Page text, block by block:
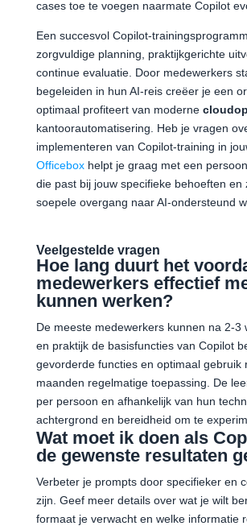
cases toe te voegen naarmate Copilot
Een succesvol Copilot-
zorgvuldige planning, praktijkgerichte
continue evaluatie. Door medewerkers
begeleiden in hun AI-reis creëer je een
optimaal profiteert van moderne
kantoorautomatisering. Heb je vragen
implementeren van Copilot-training in
Officeboxhelpt je graag met een
die past bij jouw specifieke behoeften en
soepele overgang naar AI-ondersteund
Veelgestelde vragen
Hoe lang duurt het
medewerkers effectief
kunnen werken?
De meeste medewerkers kunnen na 2-3
en praktijk de basisfuncties van Copilot
gevorderde functies en optimaal gebruik
maanden regelmatige toepassing. De
per persoon en afhankelijk van hun
achtergrond en bereidheid om te
Wat moet ik doen als
de gewenste resultaten
Verbeter je prompts door specifieker en
zijn. Geef meer details over wat je wilt
formaat je verwacht en welke informatie